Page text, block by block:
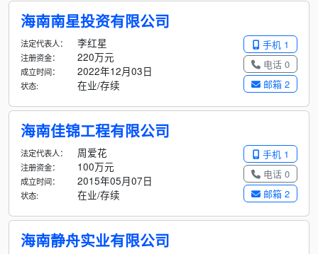
海南南星投资有限公司
手机 1
电话 0
邮箱 2
法定代表人： 李红星
注册资金： 220万元
成立时间： 2022年12月03日
状态: 在业/存续
海南佳锦工程有限公司
手机 1
电话 0
邮箱 2
法定代表人： 周爱花
注册资金： 100万元
成立时间： 2015年05月07日
状态: 在业/存续
海南静舟实业有限公司